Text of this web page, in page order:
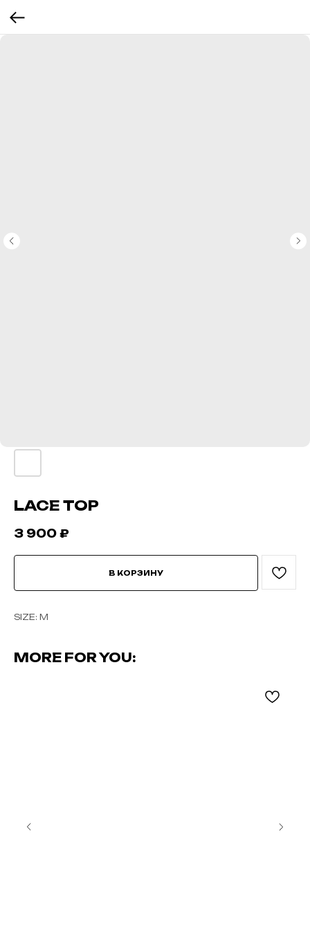
LACE TOP
3 900 ₽
В КОРЗИНУ
SIZE: M
MORE FOR YOU: